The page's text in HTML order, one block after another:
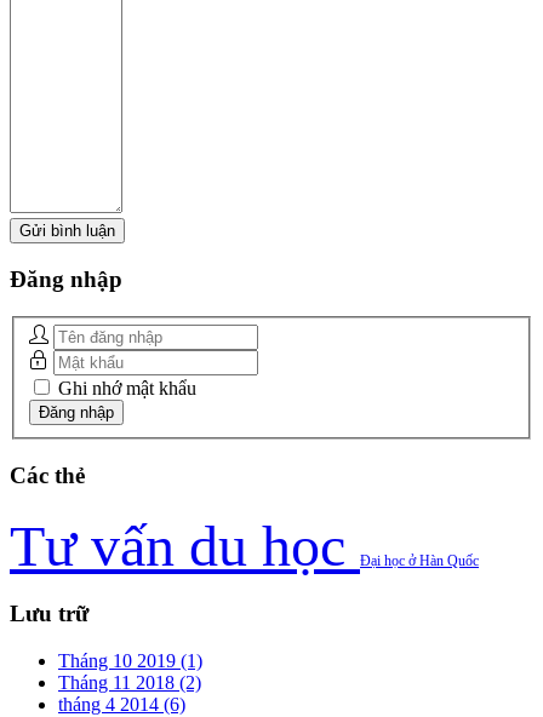
Đăng nhập
Ghi nhớ mật khẩu
Các thẻ
Tư vấn du học Đại học ở Hàn Quốc
Lưu trữ
Tháng 10 2019 (1)
Tháng 11 2018 (2)
tháng 4 2014 (6)